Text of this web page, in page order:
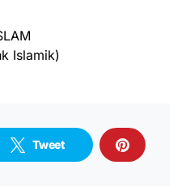
Islamik)
Tweet